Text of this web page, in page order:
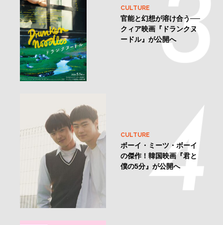
CULTURE
官能と幻想が溶け合う──
クィア映画『ドランクヌ
ードル』が公開へ
CULTURE
ボーイ・ミーツ・ボーイ
の傑作！韓国映画『君と
僕の5分』が公開へ